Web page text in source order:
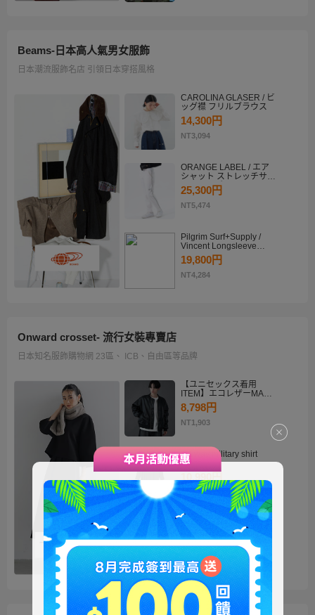
Beams-日本高人氣男女服飾
日本潮流服飾名店 引領日本穿搭風格
CAROLINA GLASER / ビ
ッグ襟 フリルブラウス
14,300円
NT3,094
ORANGE LABEL / エア
シャット ストレッチサイ
ドラインパンツ
25,300円
NT5,474
Pilgrim Surf+Supply /
Vincent Longsleeve
Shirt
19,800円
NT4,284
Onward crosset- 流行女裝專賣店
日本知名服飾購物網 23區、 ICB、自由區等品牌
【ユニセックス着用
ITEM】エコレザーMA－
1
8,798円
NT1,903
・2way military shirt
dress
NT2,378
【洗える】褒めらレディ
テーラード ジャケット
14,900円
NT3,224